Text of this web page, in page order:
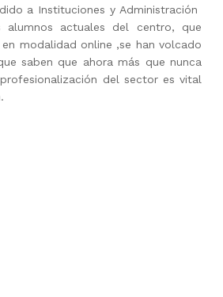
a Instituciones y Administración
alumnos actuales del centro, que
modalidad online ,se han volcado
saben que ahora más que nunca
del sector es vital